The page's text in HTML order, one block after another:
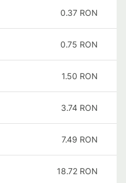
0.37 RON
0.75 RON
1.50 RON
3.74 RON
7.49 RON
18.72 RON